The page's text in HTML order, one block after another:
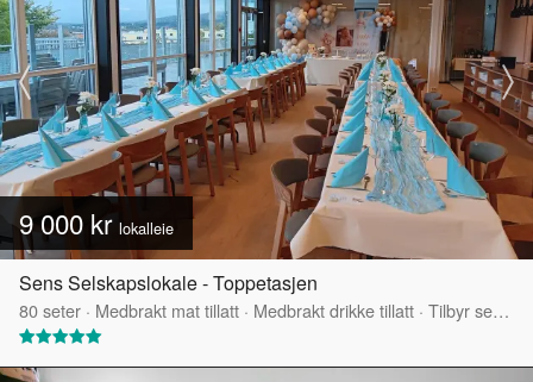
9 000 kr lokalleie
Sens Selskapslokale - Toppetasjen
80seter · Medbrakt mat tillatt · Medbrakt drikke tillatt · Tilbyr servering